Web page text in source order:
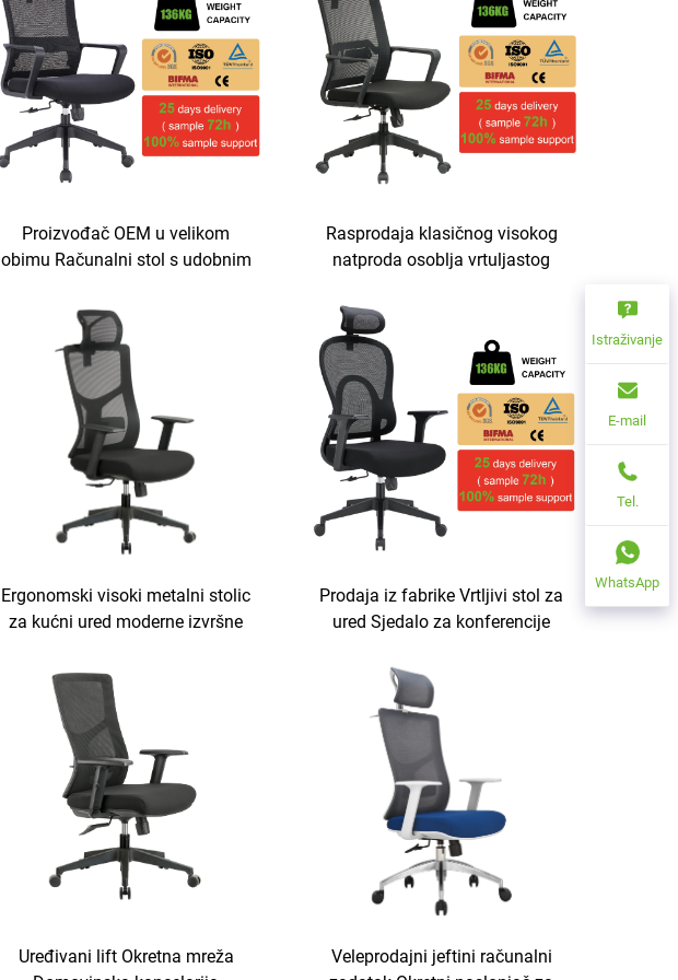
Proizvođač OEM u velikom
obimu Računalni stol s udobnim
izvršnog ergonomskog visokog
oploća za ured
Rasprodaja klasičnog visokog
natproda osoblja vrtuljastog
okretivi uredski mrežni stolci
Sillas De Oficina
Ergonomski visoki metalni stolic
za kućni ured moderne izvršne
uredskog stolice s natprodom
Prodaja iz fabrike Vrtljivi stol za
ured Sjedalo za konferencije
sjedalo za ured U prodaji
Uređivani lift Okretna mreža
Veleprodajni jeftini računalni
Istraživanje
E-mail
Tel.
WhatsApp